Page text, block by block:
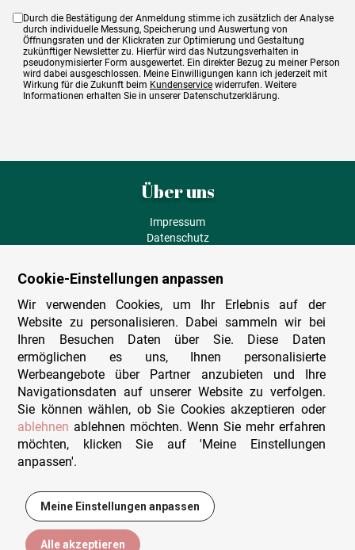
16,95 €
Durch die Bestätigung der Anmeldung stimme ich zusätzlich der Analyse
durch individuelle Messung, Speicherung und Auswertung von
Öffnungsraten und der Klickraten zur Optimierung und Gestaltung
zukünftiger Newsletter zu. Hierfür wird das Nutzungsverhalten in
pseudonymisierter Form ausgewertet. Ein direkter Bezug zu meiner Person
wird dabei ausgeschlossen. Meine Einwilligungen kann ich jederzeit mit
Wirkung für die Zukunft beim Kundenservice widerrufen. Weitere
Informationen erhalten Sie in unserer Datenschutzerklärung.
Über uns
Impressum
Datenschutz
Versand und Lieferung
Zahlungsarten
Herstellungsland
Widerruf
Sitemap
Beratung & Support
Wir sind persönlich erreichbar
+49 (0)341 4912 210
Kontakt-Formular
Cookie-Einstellungen anpassen
Wir verwenden Cookies, um Ihr Erlebnis auf der
Website zu personalisieren. Dabei sammeln wir bei
Ihren Besuchen Daten über Sie. Diese Daten
ermöglichen es uns, Ihnen personalisierte
Werbeangebote über Partner anzubieten und Ihre
Navigationsdaten auf unserer Website zu verfolgen.
Sie können wählen, ob Sie Cookies akzeptieren oder
ablehnen ablehnen möchten. Wenn Sie mehr erfahren
möchten, klicken Sie auf 'Meine Einstellungen
anpassen'.
Meine Einstellungen anpassen
Alle akzeptieren